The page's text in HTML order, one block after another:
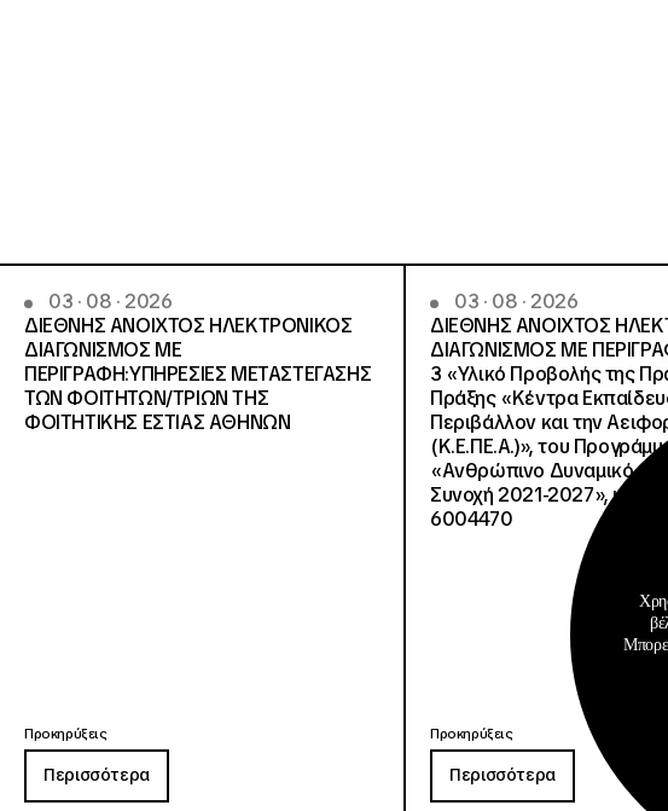
03 · 08 · 2026
ΔΙΕΘΝΗΣ ΑΝΟΙΧΤΟΣ ΗΛΕΚΤΡΟΝΙΚΟΣ
ΔΙΑΓΩΝΙΣΜΟΣ ΜΕ
ΠΕΡΙΓΡΑΦΗ:ΥΠΗΡΕΣΙΕΣ METAΣΤΕΓΑΣΗΣ
ΤΩΝ ΦΟΙΤΗΤΩΝ/ΤΡΙΩΝ ΤΗΣ
ΦΟΙΤΗΤΙΚΗΣ ΕΣΤΙΑΣ ΑΘΗΝΩΝ
Προκηρύξεις
Περισσότερα
03 · 08 · 2026
ΔΙΕΘΝΗΣ ΑΝΟΙΧΤΟΣ
ΔΙΑΓΩΝΙΣΜΟΣ ΜΕ
3 «Υλικό Προβολής της
Πράξης «Κέντρα
Περιβάλλον και την
(Κ.Ε.ΠΕ.Α.)», του
«Ανθρώπινο Δυναμικό και
Συνοχή 2021-2027», με
6004470
Προκηρύξεις
Περισσότερα